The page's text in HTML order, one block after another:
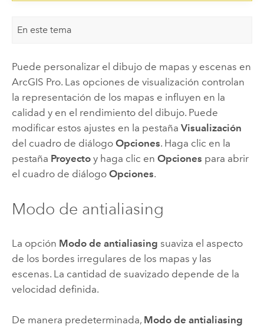
En este tema
Puede personalizar el dibujo de mapas y escenas en
ArcGIS Pro. Las opciones de visualización controlan
la representación de los mapas e influyen en la
calidad y en el rendimiento del dibujo. Puede
modificar estos ajustes en la pestaña Visualización
del cuadro de diálogo Opciones. Haga clic en la
pestaña Proyectoy haga clic en Opciones para abrir
el cuadro de diálogo Opciones.
Modo de antialiasing
La opción Modo de antialiasing suaviza el aspecto
de los bordes irregulares de los mapas y las
escenas. La cantidad de suavizado depende de la
velocidad definida.
De manera predeterminada, Modo de antialiasing